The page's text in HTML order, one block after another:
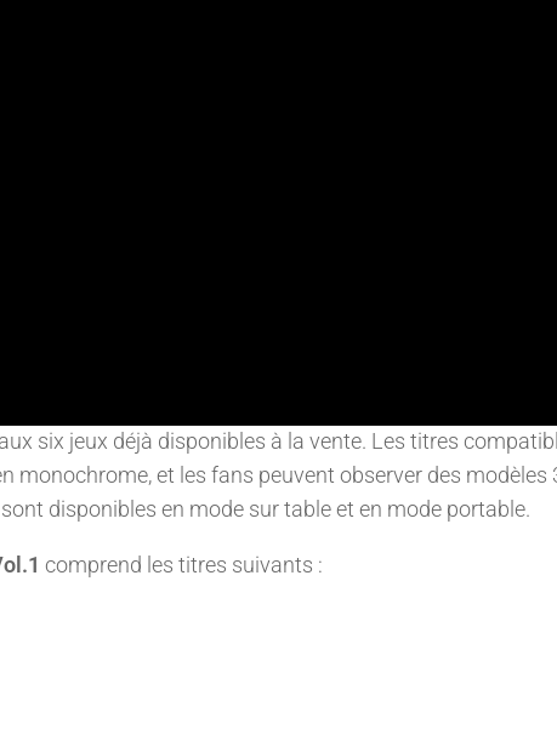
six jeux déjà disponibles à la vente. Les titres
monochrome, et les fans peuvent observer des modèles
disponibles en mode sur table et en mode portable.
comprend les titres suivants :